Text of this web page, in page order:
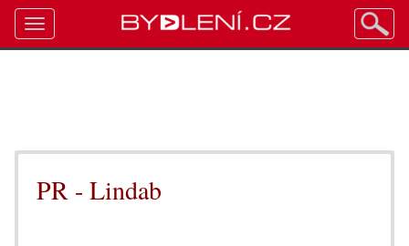
PR - Lindab
Toggle
navigation